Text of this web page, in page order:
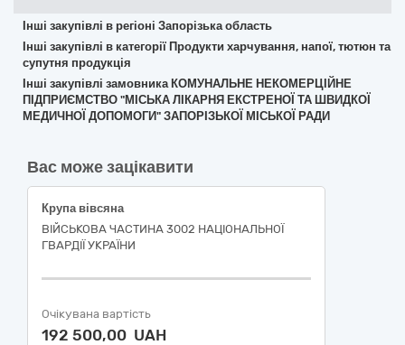
Інші закупівлі в регіоні Запорізька область
Інші закупівлі в категорії Продукти харчування, напої, тютюн та
супутня продукція
Інші закупівлі замовника КОМУНАЛЬНЕ НЕКОМЕРЦІЙНЕ
ПІДПРИЄМСТВО "МІСЬКА ЛІКАРНЯ ЕКСТРЕНОЇ ТА ШВИДКОЇ
МЕДИЧНОЇ ДОПОМОГИ" ЗАПОРІЗЬКОЇ МІСЬКОЇ РАДИ
Вас може зацікавити
Крупа вівсяна
ВІЙСЬКОВА ЧАСТИНА 3002 НАЦІОНАЛЬНОЇ
ГВАРДІЇ УКРАЇНИ
Очікувана вартість
192 500,00 UAH